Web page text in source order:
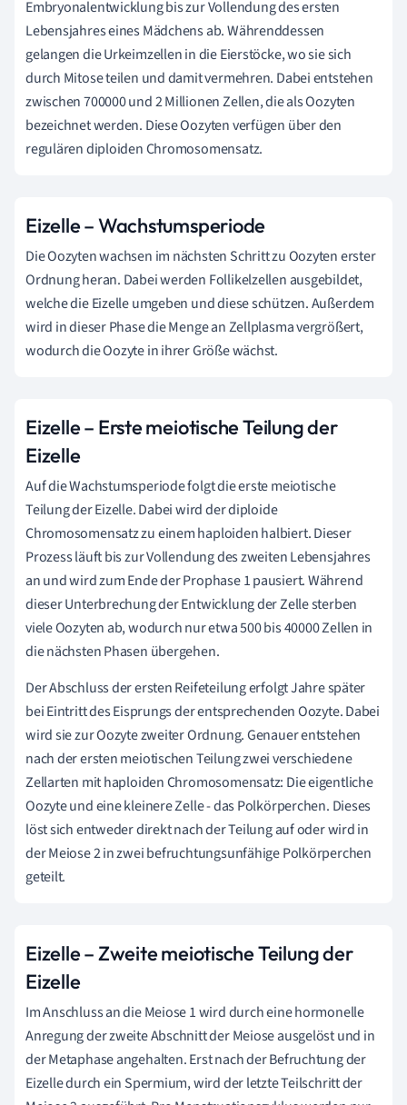
Embryonalentwicklung bis zur Vollendung des ersten
Lebensjahres eines Mädchens ab. Währenddessen
gelangen die Urkeimzellen in die Eierstöcke, wo sie sich
durch Mitose teilen und damit vermehren. Dabei entstehen
zwischen 700000 und 2 Millionen Zellen, die als Oozyten
bezeichnet werden. Diese Oozyten verfügen über den
regulären diploiden Chromosomensatz.
Eizelle – Wachstumsperiode
Die Oozyten wachsen im nächsten Schritt zu Oozyten erster
Ordnung heran. Dabei werden Follikelzellen ausgebildet,
welche die Eizelle umgeben und diese schützen. Außerdem
wird in dieser Phase die Menge an Zellplasma vergrößert,
wodurch die Oozyte in ihrer Größe wächst.
Eizelle – Erste meiotische Teilung der
Eizelle
Auf die Wachstumsperiode folgt die erste meiotische
Teilung der Eizelle. Dabei wird der diploide
Chromosomensatz zu einem haploiden halbiert. Dieser
Prozess läuft bis zur Vollendung des zweiten Lebensjahres
an und wird zum Ende der Prophase 1 pausiert. Während
dieser Unterbrechung der Entwicklung der Zelle sterben
viele Oozyten ab, wodurch nur etwa 500 bis 40000 Zellen in
die nächsten Phasen übergehen.
Der Abschluss der ersten Reifeteilung erfolgt Jahre später
bei Eintritt des Eisprungs der entsprechenden Oozyte. Dabei
wird sie zur Oozyte zweiter Ordnung. Genauer entstehen
nach der ersten meiotischen Teilung zwei verschiedene
Zellarten mit haploiden Chromosomensatz: Die eigentliche
Oozyte und eine kleinere Zelle - das Polkörperchen. Dieses
löst sich entweder direkt nach der Teilung auf oder wird in
der Meiose 2 in zwei befruchtungsunfähige Polkörperchen
geteilt.
Eizelle – Zweite meiotische Teilung der
Eizelle
Im Anschluss an die Meiose 1 wird durch eine hormonelle
Anregung der zweite Abschnitt der Meiose ausgelöst und in
der Metaphase angehalten. Erst nach der Befruchtung der
Eizelle durch ein Spermium, wird der letzte Teilschritt der